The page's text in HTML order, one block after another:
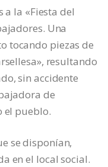
a la «Fiesta del
Una
tocando piezas de
resultando
sin accidente
de
el pueblo.
se disponían,
en el local social.